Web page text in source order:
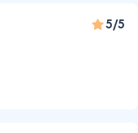
5/5